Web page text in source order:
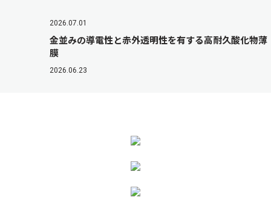
2026.07.01
金並みの導電性と赤外透明性を有する高耐久酸化物薄
膜
2026.06.23